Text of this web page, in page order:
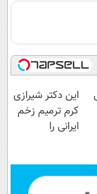
این دکتر شیرازی
کرم ترمیم زخم
ایرانی را